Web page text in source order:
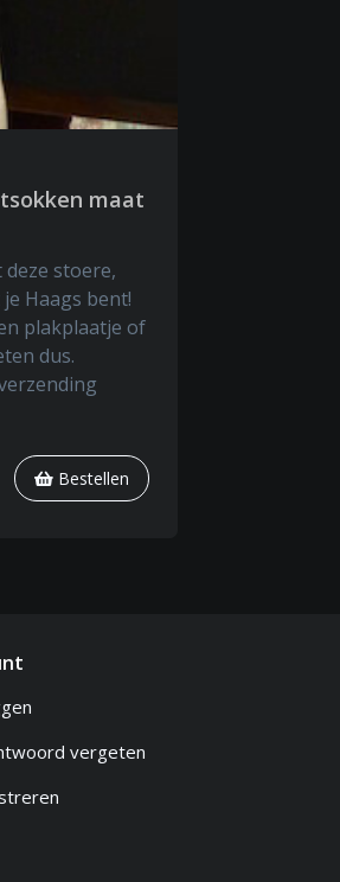
maat
stoere,
Haags bent!
plakplaatje of
dus.
Bestellen
vergeten